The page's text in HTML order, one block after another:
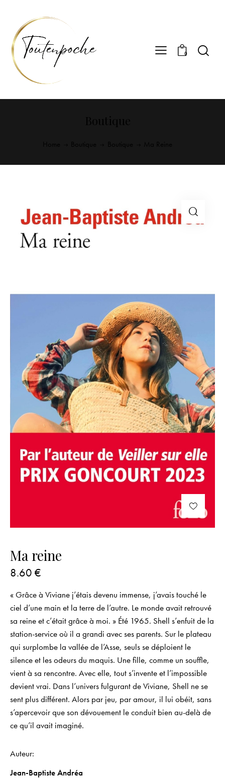
0
Ma reine
8.60 €
« Grâce à Viviane j’étais devenu immense, j’avais touché le
ciel d’une main et la terre de l’autre. Le monde avait retrouvé
sa reine et c’était grâce à moi. » Été 1965. Shell s’enfuit de la
station-service où il a grandi avec ses parents. Sur le plateau
qui surplombe la vallée de l’Asse, seuls se déploient le
silence et les odeurs du maquis. Une fille, comme un souffle,
vient à sa rencontre. Avec elle, tout s’invente et l’impossible
devient vrai. Dans l’univers fulgurant de Viviane, Shell ne se
sent plus différent. Alors par jeu, par amour, il lui obéit, sans
s’apercevoir que son dévouement le conduit bien au-delà de
ce qu’il avait imaginé.
Auteur
Jean-Baptiste Andréa